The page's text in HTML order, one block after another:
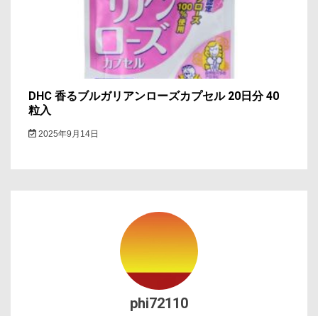
DHC 香るブルガリアンローズカプセル 20日分 40
粒入
2025年9月14日
phi72110